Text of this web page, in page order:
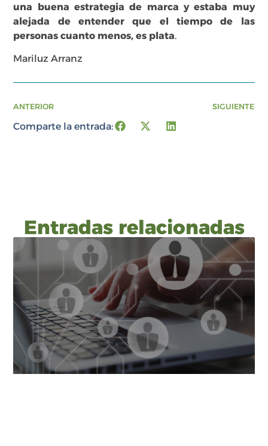
una buena estrategia de marca y estaba muy
alejada de entender que el tiempo de las
personas cuanto menos, es plata.
Mariluz Arranz
ANTERIOR SIGUIENTE
Comparte la entrada:
Entradas relacionadas